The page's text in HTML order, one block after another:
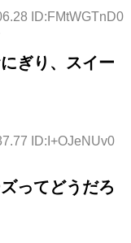
ID:FMtWGTnD0
ぎり、スイー
ID:I+OJeNUv0
ってどうだろ